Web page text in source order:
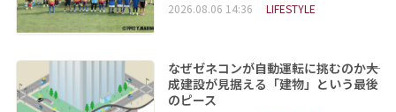
2026.08.06 14:36 LIFESTYLE
なぜゼネコンが自動運転に挑むのか――大
成建設が見据える「建物」という最後
のピース